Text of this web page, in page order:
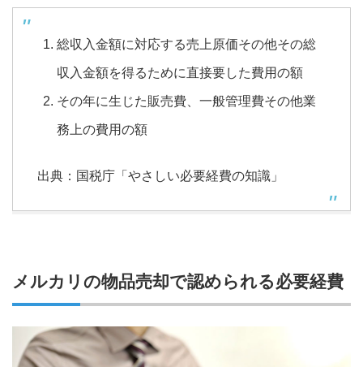
総収入金額に対応する売上原価その他その総
収入金額を得るために直接要した費用の額
その年に生じた販売費、一般管理費その他業
務上の費用の額
出典：国税庁「やさしい必要経費の知識」
メルカリの物品売却で認められる必要経費